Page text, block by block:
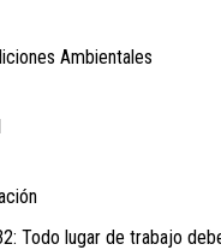
Ambientales
Todo lugar de trabajo